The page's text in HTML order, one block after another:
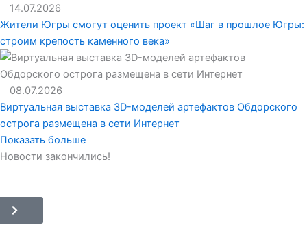
14.07.2026
Жители Югры смогут оценить проект «Шаг в прошлое Югры:
строим крепость каменного века»
08.07.2026
Виртуальная выставка 3D-моделей артефактов Обдорского
острога размещена в сети Интернет
Показать больше
Новости закончились!